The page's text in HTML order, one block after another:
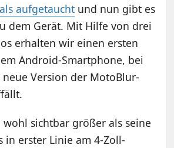
aufgetaucht und nun gibt es
dem Gerät. Mit Hilfe von drei
erhalten wir einen ersten
Android-Smartphone, bei
Version der MotoBlur-
wohl sichtbar größer als seine
in erster Linie am 4-Zoll-